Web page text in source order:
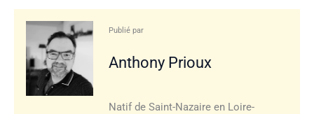
Publié par
Anthony Prioux
Natif de Saint-Nazaire en Loire-